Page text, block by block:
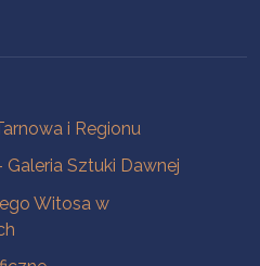
i Regionu
Sztuki Dawnej
Witosa w